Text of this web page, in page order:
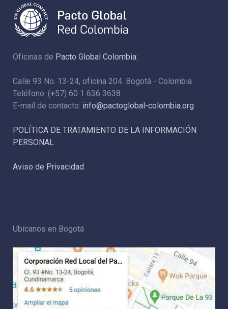
Oficinas de Pacto Global Colombia:
Calle 93 No. 13-24, oficina 204. Bogotá - Colombia
Teléfono: (+57) 60 1 636 3638
E-mail de contacto: info@pactoglobal-colombia.org
POLÍTICA DE TRATAMIENTO DE LA INFORMACIÓN
PERSONAL
Aviso de Privacidad
Ubícanos en Bogotá